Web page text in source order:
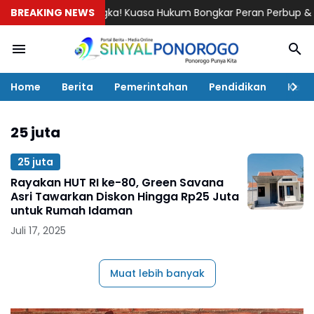
BREAKING NEWS
Jadi Tersangka! Kuasa Hukum Bongkar Peran Perbup &
Home Berita Pemerintahan Pendidikan
25 juta
25 juta
Rayakan HUT RI ke-80, Green Savana
Asri Tawarkan Diskon Hingga Rp25 Juta
untuk Rumah Idaman
Juli 17, 2025
Muat lebih banyak